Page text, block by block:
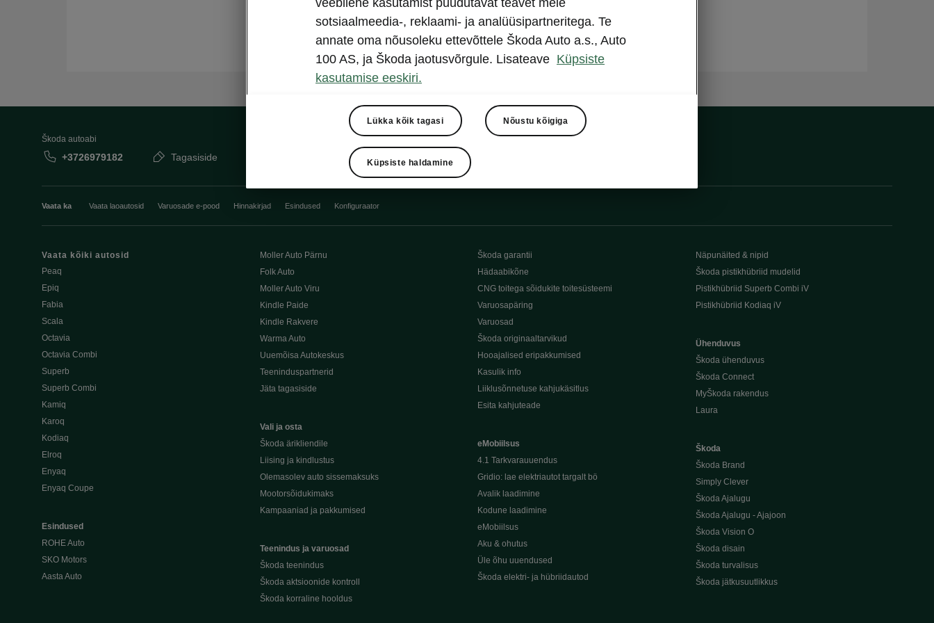
Näita
Škoda autoabi
+3726979182 Tagasiside
Vaata ka Vaata laoautosid Varuosade e-pood Hinnakirjad Esindused Konfiguraator
Vaata kõiki autosid
Peaq
Epiq
Fabia
Scala
Octavia
Octavia Combi
Superb
Superb Combi
Kamiq
Karoq
Kodiaq
Elroq
Enyaq
Enyaq Coupe
Esindused
ROHE Auto
SKO Motors
Aasta Auto
Moller Auto Pärnu
Folk Auto
Moller Auto Viru
Kindle Paide
Kindle Rakvere
Warma Auto
Uuemõisa Autokeskus
Teeninduspartnerid
Jäta tagasiside
Vali ja osta
Škoda ärikliendile
Liising ja kindlustus
Olemasolev auto sissemaksuks
Mootorsõidukimaks
Kampaaniad ja pakkumised
Teenindus ja varuosad
Škoda teenindus
Škoda aktsioonide kontroll
Škoda korraline hooldus
Škoda garantii
Hädaabikõne
CNG toitega sõidukite toitesüsteemi
Varuosapäring
Varuosad
Škoda originaaltarvikud
Hooajalised eripakkumised
Kasulik info
Liiklusõnnetuse kahjukäsitlus
Esita kahjuteade
eMobiilsus
4.1 Tarkvarauuendus
Gridio: lae elektriautot targalt bö
Avalik laadimine
Kodune laadimine
eMobiilsus
Aku & ohutus
Üle õhu uuendused
Škoda elektri- ja hübriidautod
Näpunäited & nipid
Škoda pistikhübriid mudelid
Pistikhübriid Superb Combi iV
Pistikhübriid Kodiaq iV
Ühenduvus
Škoda ühenduvus
Škoda Connect
MyŠkoda rakendus
Laura
Škoda
Škoda Brand
Simply Clever
Škoda Ajalugu
Škoda Ajalugu - Ajajoon
Škoda Vision O
Škoda disain
Škoda turvalisus
Škoda jätkusuutlikkus
veebilehe kasutamist puudutavat teavet meie
sotsiaalmeedia-, reklaami- ja analüüsipartneritega. Te
annate oma nõusoleku ettevõttele Škoda Auto a.s., Auto
100 AS, ja Škoda jaotusvõrgule. Lisateave Küpsiste
kasutamise eeskiri.
Lükka kõik tagasi Nõustu kõigiga
Küpsiste haldamine